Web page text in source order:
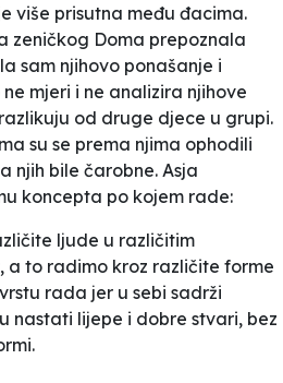
više prisutna među đacima.
zeničkog Doma prepoznala
sam njihovo ponašanje i
mjeri i ne analizira njihove
od druge djece u grupi.
su se prema njima ophodili
njih bile čarobne. Asja
koncepta po kojem rade:
ljude u različitim
to radimo kroz različite forme
rada jer u sebi sadrži
nastati lijepe i dobre stvari, bez